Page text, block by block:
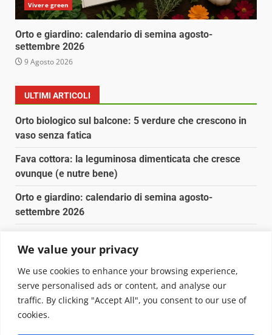
We value your privacy
We use cookies to enhance your browsing experience,
serve personalised ads or content, and analyse our
traffic. By clicking "Accept All", you consent to our use of
cookies.
Vivere green
Orto e giardino: calendario di semina agosto-
settembre 2026
9 Agosto 2026
ULTIMI ARTICOLI
Orto biologico sul balcone: 5 verdure che crescono in
vaso senza fatica
Fava cottora: la leguminosa dimenticata che cresce
ovunque (e nutre bene)
Orto e giardino: calendario di semina agosto-
settembre 2026
Fava cottora: come cucinarla, quando è di stagione e
perché vale la pena
Copyright © 2025 Biopianeta.it proprietà di Jws Media